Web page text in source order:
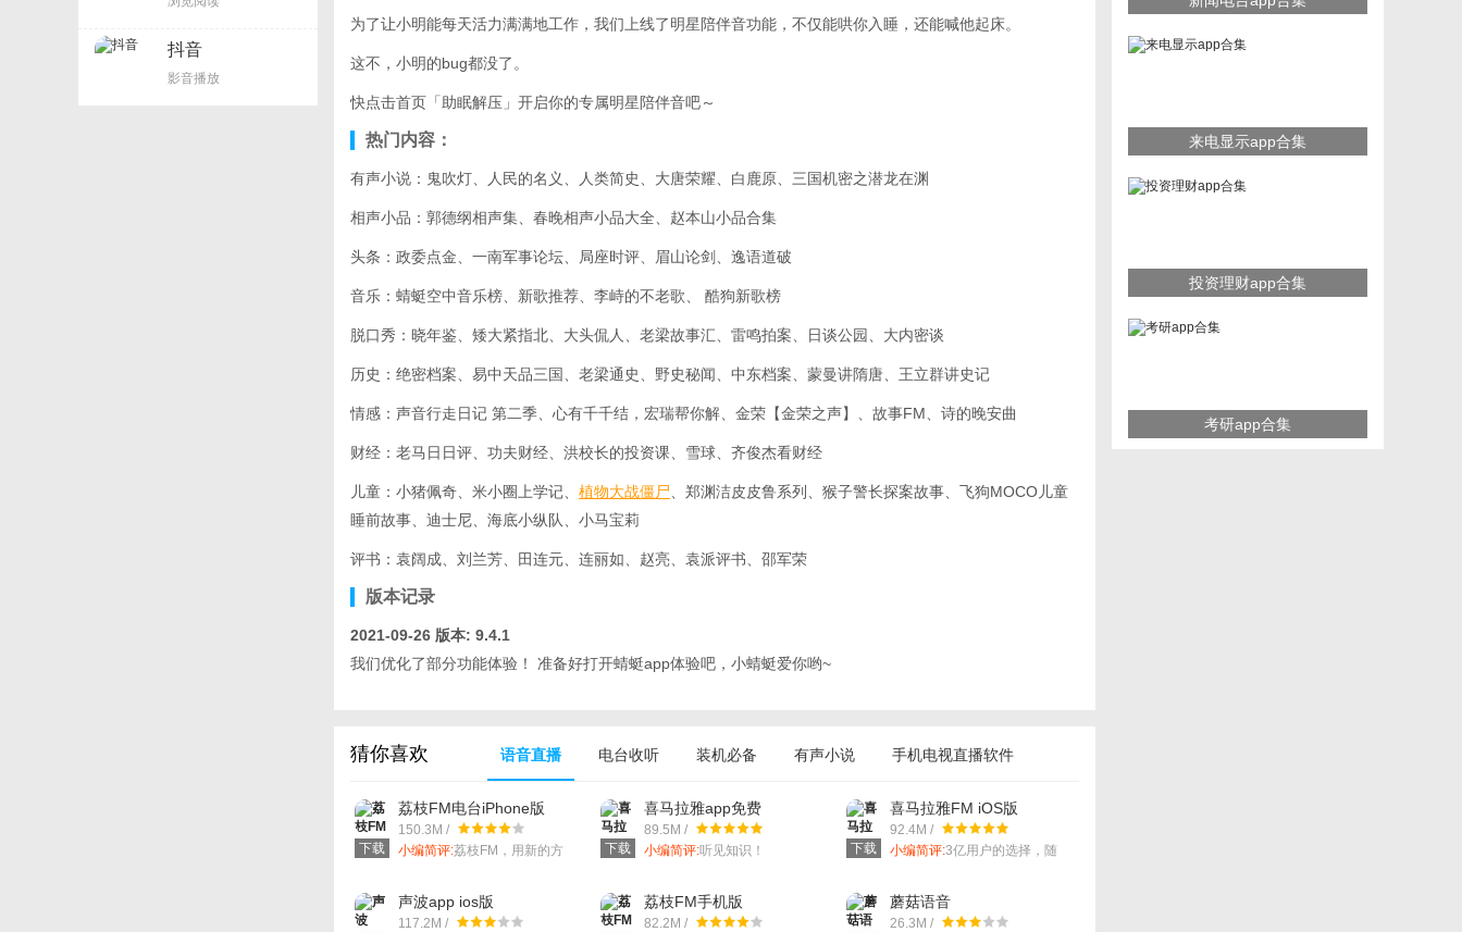
抖音
影音播放
为了让小明能每天活力满满地工作，我们上线了明星陪伴音功能，不仅能哄你入睡，还能喊他起床。
这不，小明的bug都没了。
快点击首页「助眠解压」开启你的专属明星陪伴音吧～
热门内容：
有声小说：鬼吹灯、人民的名义、人类简史、大唐荣耀、白鹿原、三国机密之潜龙在渊
相声小品：郭德纲相声集、春晚相声小品大全、赵本山小品合集
头条：政委点金、一南军事论坛、局座时评、眉山论剑、逸语道破
音乐：蜻蜓空中音乐榜、新歌推荐、李峙的不老歌、 酷狗新歌榜
脱口秀：晓年鉴、矮大紧指北、大头侃人、老梁故事汇、雷鸣拍案、日谈公园、大内密谈
历史：绝密档案、易中天品三国、老梁通史、野史秘闻、中东档案、蒙曼讲隋唐、王立群讲史记
情感：声音行走日记 第二季、心有千千结，宏瑞帮你解、金荣【金荣之声】、故事FM、诗的晚安曲
财经：老马日日评、功夫财经、洪校长的投资课、雪球、齐俊杰看财经
儿童：小猪佩奇、米小圈上学记、 植物大战僵尸 、郑渊洁皮皮鲁系列、猴子警长探案故事、飞狗MOCO儿童
睡前故事、迪士尼、海底小纵队、小马宝莉
评书：袁阔成、刘兰芳、田连元、连丽如、赵亮、袁派评书、邵军荣
版本记录
2021-09-26 版本: 9.4.1
我们优化了部分功能体验！ 准备好打开蜻蜓app体验吧，小蜻蜓爱你哟~
猜你喜欢 语音直播 电台收听 装机必备 有声小说 手机电视直播软件
下载
荔枝FM电台iPhone版
150.3M /
小编简评:荔枝FM，用新的方
下载
喜马拉雅app免费
89.5M /
小编简评:听见知识！ 下载
喜马拉雅FM iOS版
92.4M /
小编简评:3亿用户的选择，随
声波app ios版
117.2M /
荔枝FM手机版
82.2M /
蘑菇语音
26.3M /
来电显示app合集
投资理财app合集
考研app合集